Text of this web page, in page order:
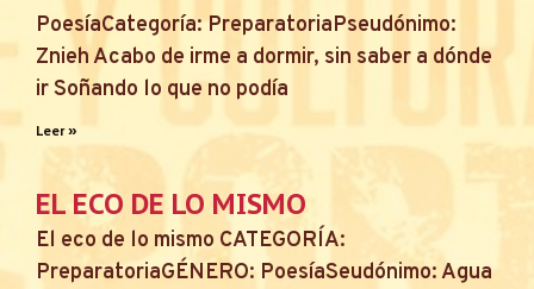
PoesíaCategoría: PreparatoriaPseudónimo:
Znieh Acabo de irme a dormir, sin saber a dónde
ir Soñando lo que no podía
Leer »
EL ECO DE LO MISMO
El eco de lo mismo CATEGORÍA:
PreparatoriaGÉNERO: PoesíaSeudónimo: Agua